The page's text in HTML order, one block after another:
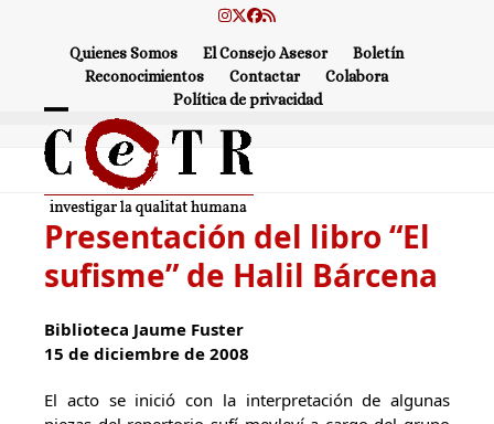
Instagram
Twitter
Facebook
RSS
Quienes Somos El Consejo Asesor
Boletín
Reconocimientos
Contactar
Colabora
Política de privacidad
Open
mobile
menu
Close
mobile
menu
Presentación del libro “El
sufisme” de Halil Bárcena
Biblioteca Jaume Fuster
15 de diciembre de 2008
El acto se inició con la interpretación de algunas